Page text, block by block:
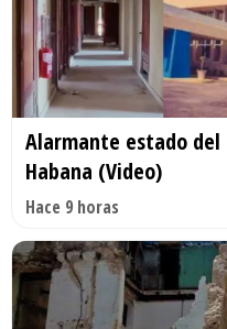
Alarmante estado
Habana (Video)
Hace 9 horas